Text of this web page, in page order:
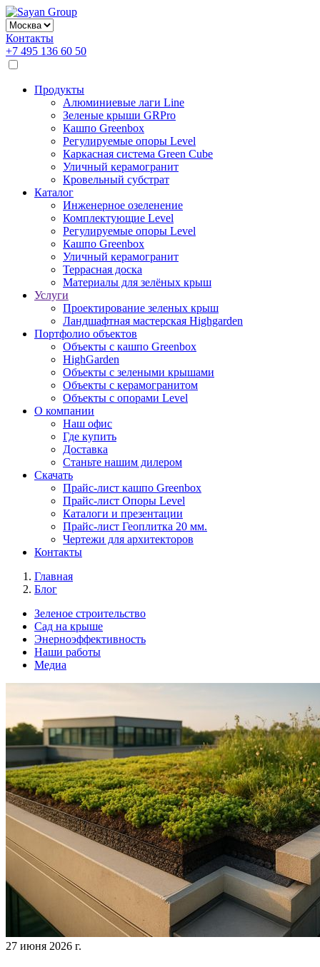
Контакты
+7 495 136 60 50
Продукты
Алюминиевые лаги Line
Зеленые крыши GRPro
Кашпо Greenbox
Регулируемые опоры Level
Каркасная система Green Cube
Уличный керамогранит
Кровельный субстрат
Каталог
Инженерное озеленение
Комплектующие Level
Регулируемые опоры Level
Кашпо Greenbox
Уличный керамогранит
Террасная доска
Материалы для зелёных крыш
Услуги
Проектирование зеленых крыш
Ландшафтная мастерская Highgarden
Портфолио объектов
Объекты с кашпо Greenbox
HighGarden
Объекты с зелеными крышами
Объекты с керамогранитом
Объекты с опорами Level
О компании
Наш офис
Где купить
Доставка
Станьте нашим дилером
Скачать
Прайс-лист кашпо Greenbox
Прайс-лист Опоры Level
Каталоги и презентации
Прайс-лист Геоплитка 20 мм.
Чертежи для архитекторов
Контакты
Главная
Блог
Зеленое строительство
Сад на крыше
Энерноэффективность
Наши работы
Медиа
27 июня 2026 г.